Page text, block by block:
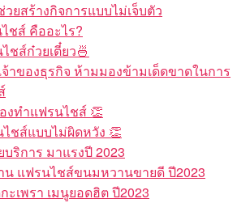
ยสร้างกิจการแบบไม่เจ็บตัว
ชส์ คืออะไร?
ชส์ก๋วยเตี๋ยว🍜
าของธุรกิจ ห้ามมองข้ามเด็ดขาดในการ
งทำแฟรนไชส์ 👏
ชส์แบบไม่ผิดหวัง 👏
ริการ มาแรงปี 2023
น แฟรนไชส์ขนมหวานขายดี ปี2023
ะเพรา เมนูยอดฮิต ปี2023